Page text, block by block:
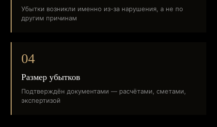
Убытки возникли именно из-за нарушения, а не по
другим причинам
04
Размер убытков
Подтверждён документами — расчётами, сметами,
экспертизой